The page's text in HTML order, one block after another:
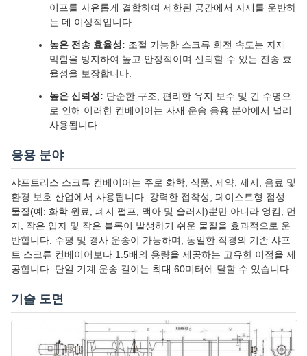
이프를 자유롭게 결합하여 제한된 공간에서 자재를 운반하
는 데 이상적입니다.
높은 전송 효율성: 조절 가능한 스크류 회전 속도는 자재
막힘을 방지하여 높고 안정적이며 신뢰할 수 있는 전송 효
율성을 보장합니다.
높은 신뢰성: 단순한 구조, 편리한 유지 보수 및 긴 수명으
로 인해 이러한 컨베이어는 자재 운송 응용 분야에서 널리
사용됩니다.
응용 분야
샤프트리스 스크류 컨베이어는 주로 화학, 식품, 제약, 제지, 음료 및
환경 보호 산업에서 사용됩니다. 강력한 접착성, 페이스트형 점성
물질(예: 화학 원료, 폐지 펄프, 맥아 및 슬러지)뿐만 아니라 엉킴, 먼
지, 작은 입자 및 작은 블록이 발생하기 쉬운 물질을 효과적으로 운
반합니다. 수평 및 경사 운송이 가능하며, 동일한 직경의 기존 샤프
트 스크류 컨베이어보다 1.5배의 용량을 제공하는 고유한 이점을 제
공합니다. 단일 기계 운송 길이는 최대 60미터에 달할 수 있습니다.
기술 도면